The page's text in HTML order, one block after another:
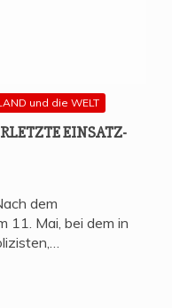
und die WELT
EIN­SATZ­
dem
11. Mai, bei dem in